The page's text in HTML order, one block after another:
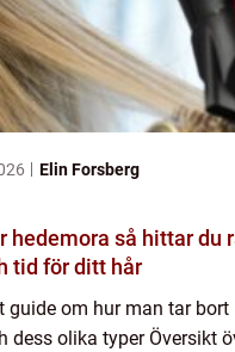
Elin Forsberg
så hittar du rätt
tid för ditt hår
guide om hur man tar bort
dess olika typer Översikt